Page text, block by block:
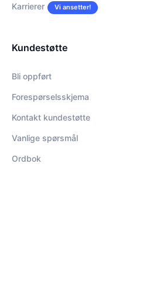
Karrierer Vi ansetter!
Kundestøtte
Bli oppført
Forespørselsskjema
Kontakt kundestøtte
Vanlige spørsmål
Ordbok